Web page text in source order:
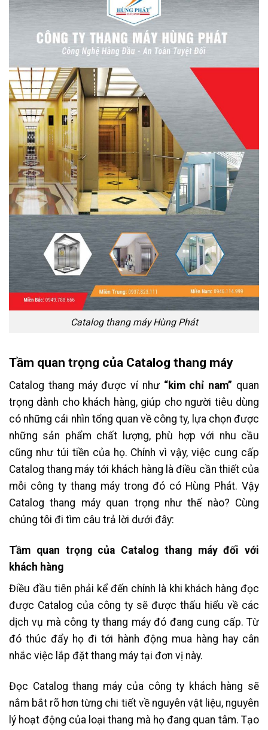
Catalog thang máy Hùng Phát
Tầm quan trọng của Catalog thang máy
Catalog thang máy được ví như “kim chỉ nam” quan
trọng dành cho khách hàng, giúp cho người tiêu dùng
có những cái nhìn tổng quan về công ty, lựa chọn được
những sản phẩm chất lượng, phù hợp với nhu cầu
cũng như túi tiền của họ. Chính vì vậy, việc cung cấp
Catalog thang máy tới khách hàng là điều cần thiết của
mỗi công ty thang máy trong đó có Hùng Phát. Vậy
Catalog thang máy quan trọng như thế nào? Cùng
chúng tôi đi tìm câu trả lời dưới đây:
Tầm quan trọng của Catalog thang máy đối với
khách hàng
Điều đầu tiên phải kể đến chính là khi khách hàng đọc
được Catalog của công ty sẽ được thấu hiểu về các
dịch vụ mà công ty thang máy đó đang cung cấp. Từ
đó thúc đẩy họ đi tới hành động mua hàng hay cân
nhắc việc lắp đặt thang máy tại đơn vị này.
Đọc Catalog thang máy của công ty khách hàng sẽ
nắm bắt rõ hơn từng chi tiết về nguyên vật liệu, nguyên
lý hoạt động của loại thang mà họ đang quan tâm. Tạo